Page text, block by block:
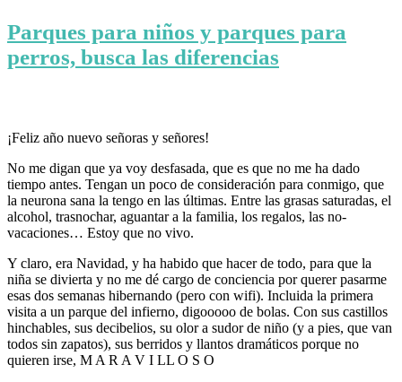
Parques para niños y parques para
perros, busca las diferencias
¡Feliz año nuevo señoras y señores!
No me digan que ya voy desfasada, que es que no me ha dado
tiempo antes. Tengan un poco de consideración para conmigo, que
la neurona sana la tengo en las últimas. Entre las grasas saturadas, el
alcohol, trasnochar, aguantar a la familia, los regalos, las no-
vacaciones… Estoy que no vivo.
Y claro, era Navidad, y ha habido que hacer de todo, para que la
niña se divierta y no me dé cargo de conciencia por querer pasarme
esas dos semanas hibernando (pero con wifi). Incluida la primera
visita a un parque del infierno, digooooo de bolas. Con sus castillos
hinchables, sus decibelios, su olor a sudor de niño (y a pies, que van
todos sin zapatos), sus berridos y llantos dramáticos porque no
quieren irse, M A R A V I LL O S O